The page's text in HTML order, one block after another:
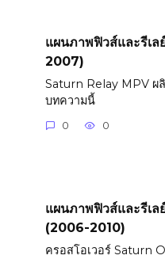
แผนภาพฟิวส์และรีเ
2007)
Saturn Relay MPV ผ
บทความนี้
0 0
แผนภาพฟิวส์และรีเ
(2006-2010)
ครอสโอเวอร์ Saturn